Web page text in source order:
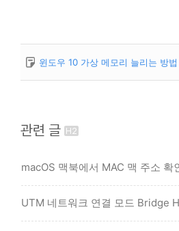
윈도우 10 가상 메모리 늘리는 방
관련 글
macOS 맥북에서 MAC 맥 주소 확
UTM 네트워크 연결 모드 Bridge